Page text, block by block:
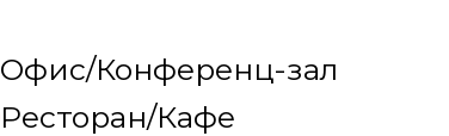
Офис/Конференц-зал
Ресторан/Кафе